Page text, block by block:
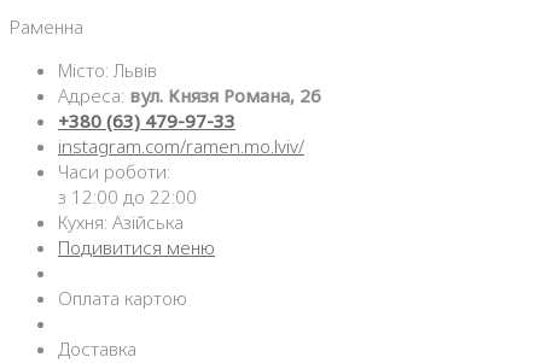
Раменна
Місто: Львів
Адреса: вул. Князя Романа, 26
+380 (63) 479-97-33
instagram.com/ramen.mo.lviv/
Часи роботи:
з 12:00 до 22:00
Кухня: Азійська
Подивитися меню
Оплата картою
Доставка